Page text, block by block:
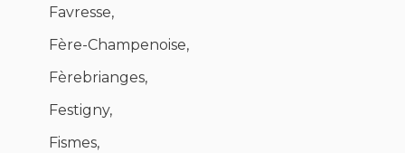
Favresse,
Fère-Champenoise,
Fèrebrianges,
Festigny,
Fismes,